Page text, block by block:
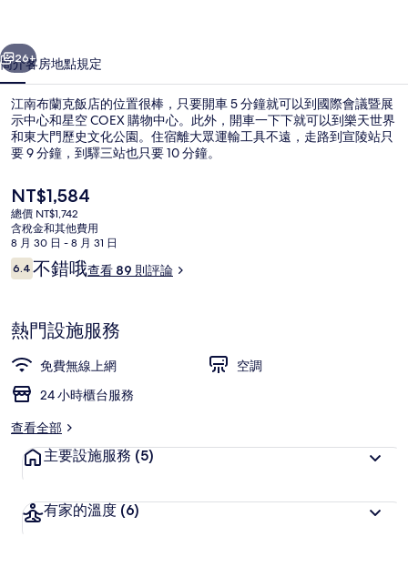
的
相
片
集
個 下一個
26+
簡介客房地點規定
江南布蘭克飯店的位置很棒，只要開車 5 分鐘就可以到國際會議暨展
示中心和星空 COEX 購物中心。此外，開車一下下就可以到樂天世界
和東大門歷史文化公園。住宿離大眾運輸工具不遠，走路到宣陵站只
要 9 分鐘，到驛三站也只要 10 分鐘。
目
前
的
價
格
是
NT$1,584
總價 NT$1,742
含稅金和其他費用
8 月 30 日 - 8 月 31 日
評
論
6.46.4 分，滿分 10 分，
不錯哦查看 89 則評論
熱門設施服務
免費無線上網
空調
24 小時櫃台服務
查看全部
主要設施服務 (5)
有家的溫度 (6)